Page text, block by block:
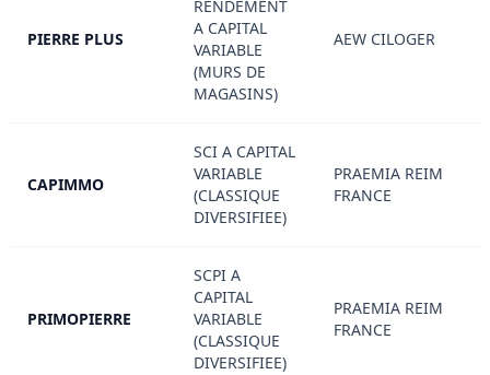
PIERRE PLUS
RENDEMENT
A CAPITAL
VARIABLE
(MURS DE
MAGASINS)
AEW CILOGER
CAPIMMO
SCI A CAPITAL
VARIABLE
(CLASSIQUE
DIVERSIFIEE)
PRAEMIA REIM
FRANCE
PRIMOPIERRE
SCPI A
CAPITAL
VARIABLE
(CLASSIQUE
DIVERSIFIEE)
PRAEMIA REIM
FRANCE